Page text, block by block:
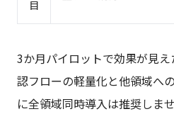
目
3か月パイロットで効果が見
認フローの軽量化と他領域へ
に全領域同時導入は推奨しませ